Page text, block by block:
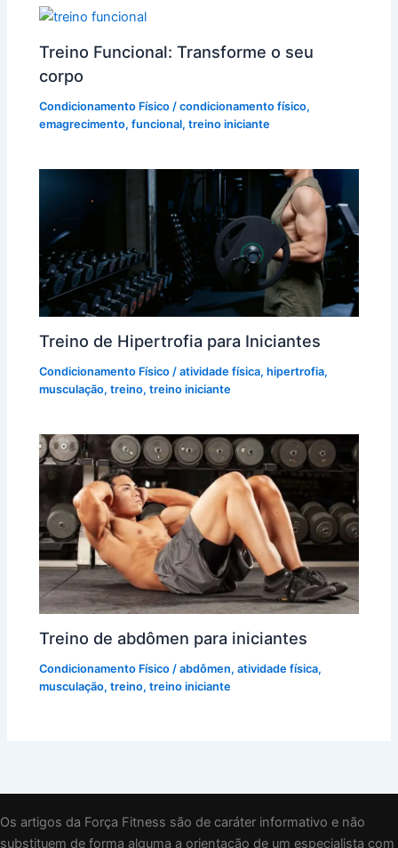
Treino Funcional: Transforme o seu
corpo
Condicionamento Físico /condicionamento físico,
emagrecimento,funcional,treino iniciante
Treino de Hipertrofia para Iniciantes
Condicionamento Físico /atividade física,hipertrofia,
musculação,treino,treino iniciante
Treino de abdômen para iniciantes
Condicionamento Físico /abdômen,atividade física,
musculação,treino,treino iniciante
Os artigos da Força Fitness são de caráter informativo e não
substituem de forma alguma a orientação de um especialista com